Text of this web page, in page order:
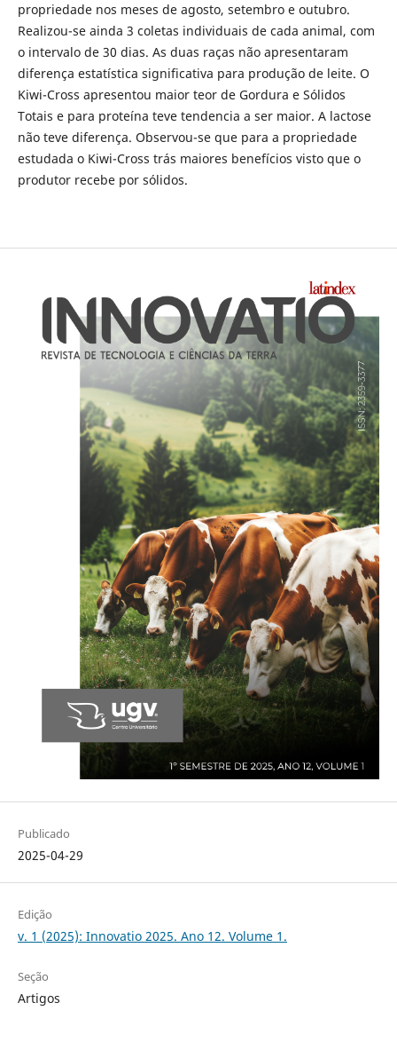
propriedade nos meses de agosto, setembro e outubro.
Realizou-se ainda 3 coletas individuais de cada animal, com
o intervalo de 30 dias. As duas raças não apresentaram
diferença estatística significativa para produção de leite. O
Kiwi-Cross apresentou maior teor de Gordura e Sólidos
Totais e para proteína teve tendencia a ser maior. A lactose
não teve diferença. Observou-se que para a propriedade
estudada o Kiwi-Cross trás maiores benefícios visto que o
produtor recebe por sólidos.
Publicado
2025-04-29
Edição
v. 1 (2025): Innovatio 2025. Ano 12. Volume 1.
Seção
Artigos